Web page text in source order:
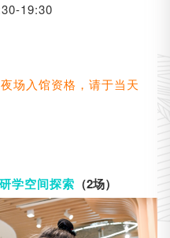
19:30
场入馆资格，请于当天
学空间探索 （2场）